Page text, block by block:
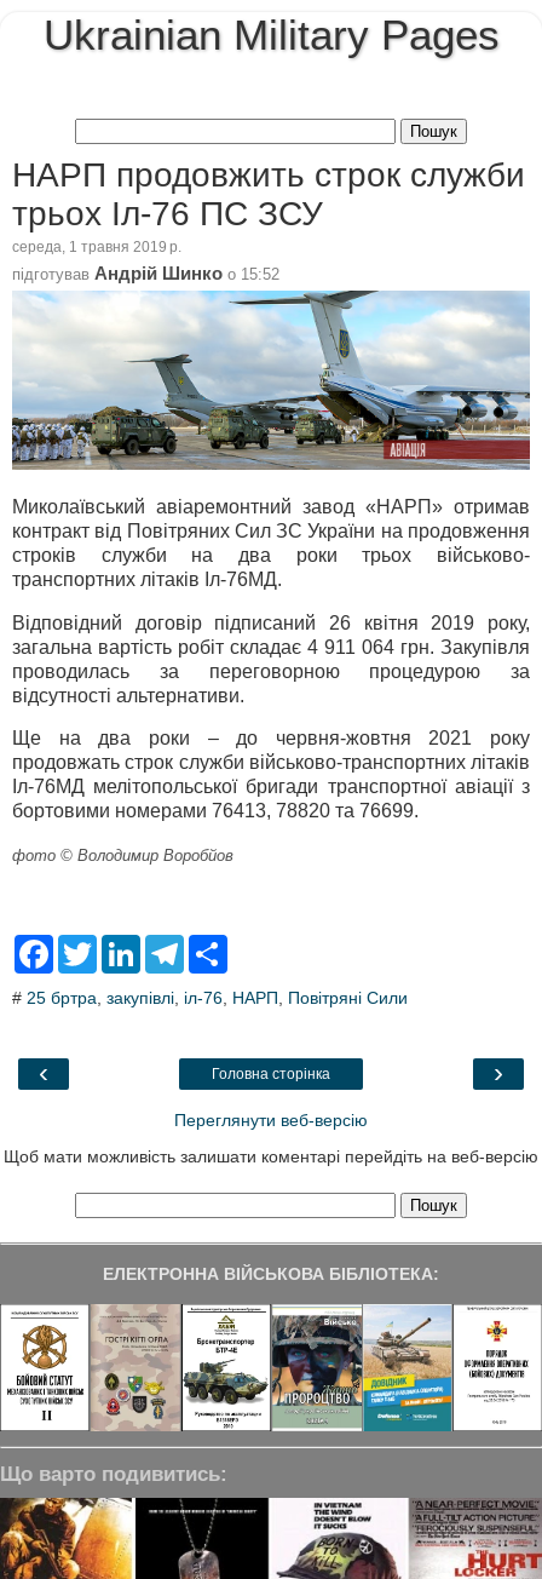
Ukrainian Military Pages
НАРП продовжить строк служби
трьох Іл-76 ПС ЗСУ
середа, 1 травня 2019 р.
підготував Андрій Шинко о 15:52
Миколаївський авіаремонтний завод «НАРП» отримав
контракт від Повітряних Сил ЗС України на продовження
строків служби на два роки трьох військово-
транспортних літаків Іл-76МД.
Відповідний договір підписаний 26 квітня 2019 року,
загальна вартість робіт складає 4 911 064 грн. Закупівля
проводилась за переговорною процедурою за
відсутності альтернативи.
Ще на два роки – до червня-жовтня 2021 року
продовжать строк служби військово-транспортних літаків
Іл-76МД мелітопольської бригади транспортної авіації з
бортовими номерами 76413, 78820 та 76699.
фото © Володимир Воробйов
F
e
o
T
t
L
k
T
e
a
# 25 бртра закупівлі іл-76 НАРП Повітряні Сили
‹ ›
Головна сторінка
Переглянути веб-версію
Щоб мати можливість залишати коментарі перейдіть на веб-версію
ЕЛЕКТРОННА ВІЙСЬКОВА БІБЛІОТЕКА:
Що варто подивитись: